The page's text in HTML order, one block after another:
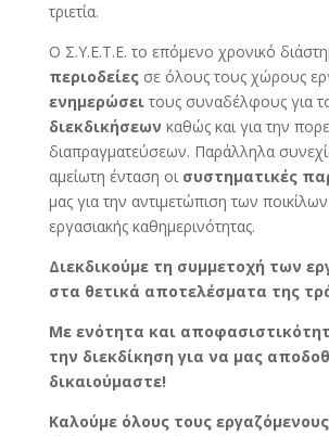
τριετία.
Ο Σ.Υ.Ε.Τ.Ε. το επόμενο χρονικό
περιοδείεςσε όλους τους χώρους
ενημερώσειτους συναδέλφους για
διεκδικήσεων καθώς και για την
διαπραγματεύσεων. Παράλληλα
αμείωτη ένταση οι συστηματικές
μας για την αντιμετώπιση των
εργασιακής καθημερινότητας.
Διεκδικούμε τη συμμετοχή των
στα θετικά αποτελέσματα της
Με ενότητα και
την διεκδίκηση για να μας
δικαιούμαστε!
Καλούμε όλους τους